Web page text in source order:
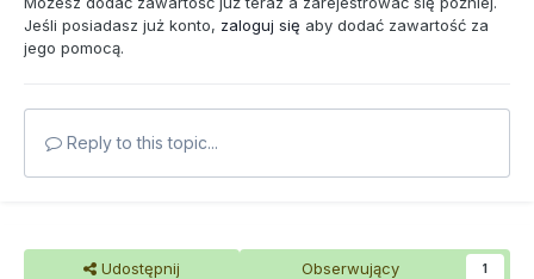
Jeśli posiadasz już konto, zaloguj się aby dodać zawartość za
jego pomocą.
Reply to this topic...
Udostępnij Obserwujący 1